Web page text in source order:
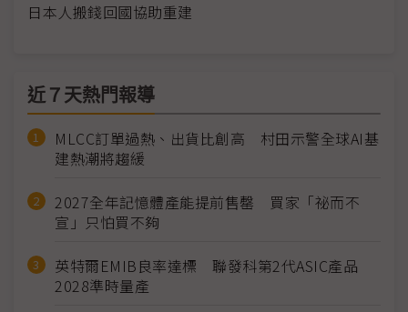
日本人搬錢回國協助重建
近７天熱門報導
MLCC訂單過熱、出貨比創高 村田示警全球AI基
建熱潮將趨緩
2027全年記憶體產能提前售罄 買家「祕而不
宣」只怕買不夠
英特爾EMIB良率達標 聯發科第2代ASIC產品
2028準時量產